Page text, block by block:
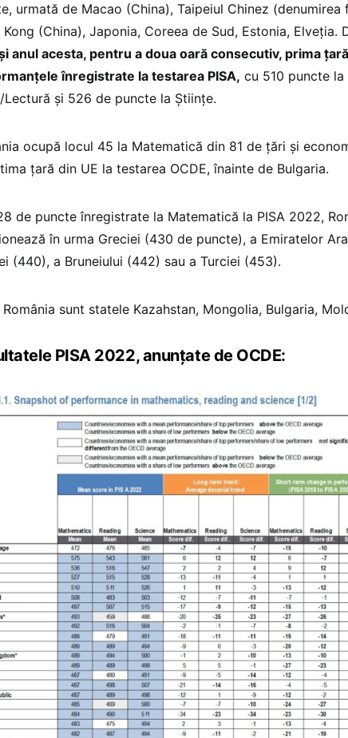
urmată de Macao (China), Taipeiul Chinez (denumirea
Kong (China), Japonia, Coreea de Sud, Estonia, Elveția.
anul acesta, pentru a doua oară consecutiv, prima
înregistrate la testarea PISA, cu 510 puncte la
Lectură și 526 de puncte la Științe.
ocupă locul 45 la Matematică din 81 de țări și
țară din UE la testarea OCDE, înainte de Bulgaria.
de puncte înregistrate la Matematică la PISA 2022,
în urma Greciei (430 de puncte), a Emiratelor
(440), a Bruneiului (442) sau a Turciei (453).
România sunt statele Kazahstan, Mongolia, Bulgaria,
PISA 2022, anunțate de OCDE: